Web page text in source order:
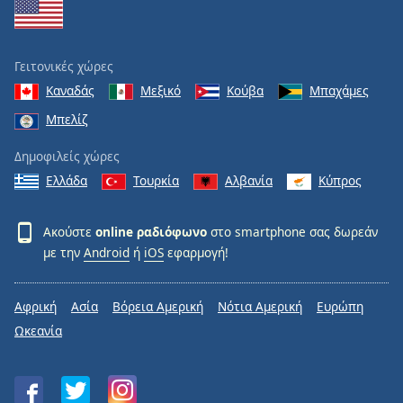
Γειτονικές χώρες
Καναδάς
Μεξικό Κούβα
Μπαχάμες
Μπελίζ
Δημοφιλείς χώρες
Ελλάδα
Τουρκία Αλβανία Κύπρος
Ακούστε online ραδιόφωνο στο smartphone σας δωρεάν
με την Android ή iOS εφαρμογή!
Αφρική Ασία Βόρεια Αμερική Νότια Αμερική
Ευρώπη
Ωκεανία